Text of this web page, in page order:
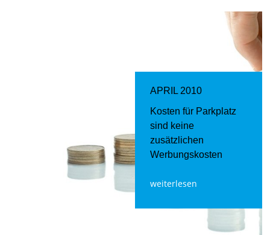
APRIL 2010
Kosten für Parkplatz
sind keine
zusätzlichen
Werbungskosten
weiterlesen